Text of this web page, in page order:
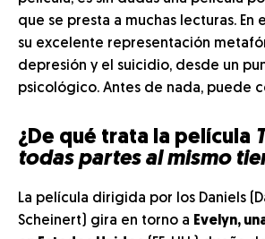
que se presta a muchas lecturas. En
su excelente representación
depresión y el suicidio, desde un
psicológico. Antes de nada, puede
¿De qué trata la película
todas partes al mismo
La película dirigida por los Daniels
Scheinert) gira en torno a Evelyn,